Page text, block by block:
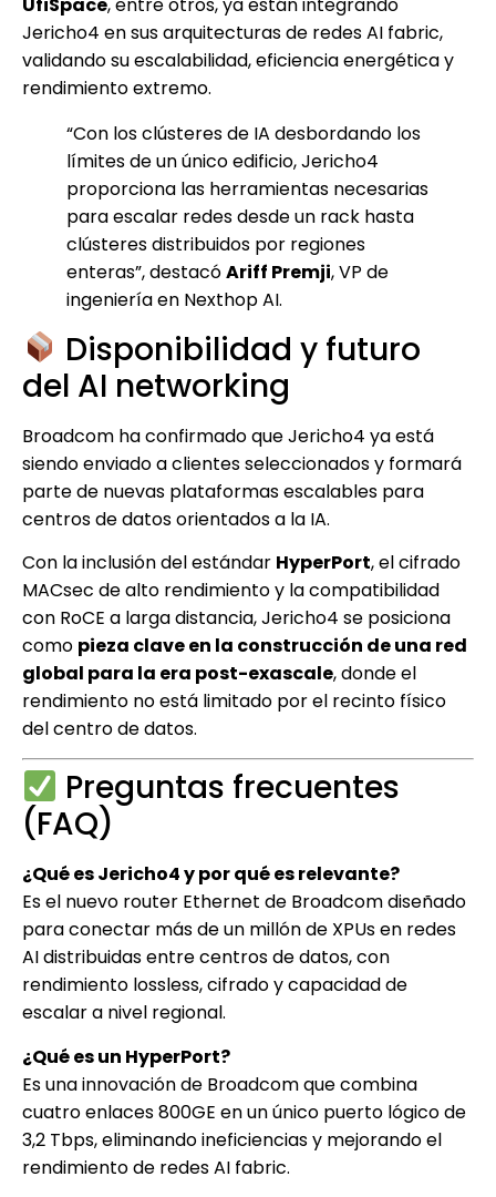
Jericho4 en sus arquitecturas de redes AI fabric,
validando su escalabilidad, eficiencia energética y
rendimiento extremo.
“Con los clústeres de IA desbordando los
límites de un único edificio, Jericho4
proporciona las herramientas necesarias
para escalar redes desde un rack hasta
clústeres distribuidos por regiones
enteras”, destacóAriff Premji, VP de
ingeniería en Nexthop AI.
Disponibilidad y futuro
del AI networking
Broadcom ha confirmado que Jericho4 ya está
siendo enviado a clientes seleccionados y formará
parte de nuevas plataformas escalables para
centros de datos orientados a la IA.
Con la inclusión del estándar HyperPort, el cifrado
MACsec de alto rendimiento y la compatibilidad
con RoCE a larga distancia, Jericho4 se posiciona
como pieza clave en la construcción de una red
global para la era post-exascale, donde el
rendimiento no está limitado por el recinto físico
del centro de datos.
Preguntas frecuentes
(FAQ)
¿Qué es Jericho4 y por qué es relevante?
Es el nuevo router Ethernet de Broadcom diseñado
para conectar más de un millón de XPUs en redes
AI distribuidas entre centros de datos, con
rendimiento lossless, cifrado y capacidad de
escalar a nivel regional.
¿Qué es un HyperPort?
Es una innovación de Broadcom que combina
cuatro enlaces 800GE en un único puerto lógico de
3,2 Tbps, eliminando ineficiencias y mejorando el
rendimiento de redes AI fabric.